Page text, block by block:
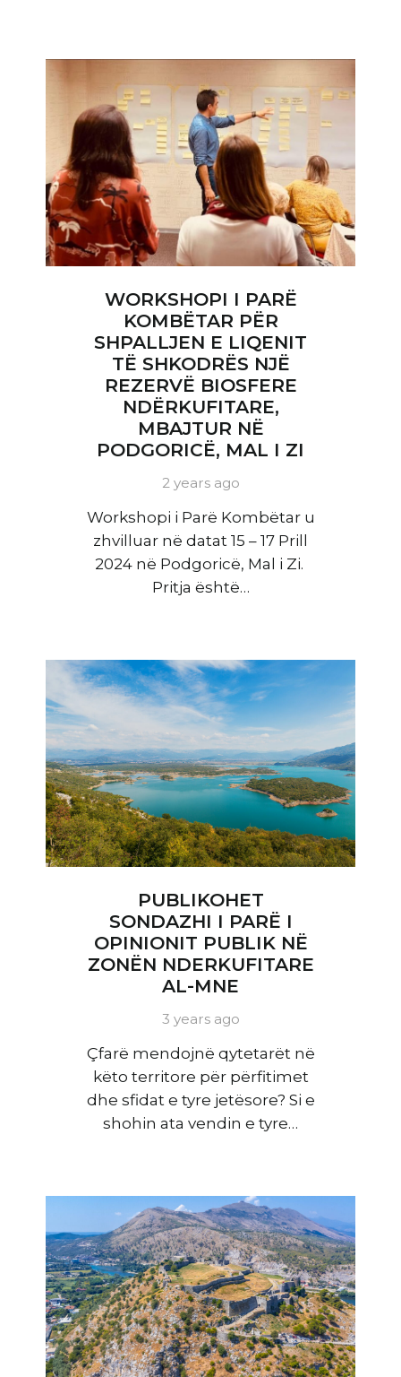
WORKSHOPI I PARË
KOMBËTAR PËR
SHPALLJEN E LIQENIT
TË SHKODRËS NJË
REZERVË BIOSFERE
NDËRKUFITARE,
MBAJTUR NË
PODGORICË, MAL I ZI
2 years ago
Workshopi i Parë Kombëtar u
zhvilluar në datat 15 – 17 Prill
2024 në Podgoricë, Mal i Zi.
Pritja është…
PUBLIKOHET
SONDAZHI I PARË I
OPINIONIT PUBLIK NË
ZONËN NDERKUFITARE
AL-MNE
3 years ago
Çfarë mendojnë qytetarët në
këto territore për përfitimet
dhe sfidat e tyre jetësore? Si e
shohin ata vendin e tyre…